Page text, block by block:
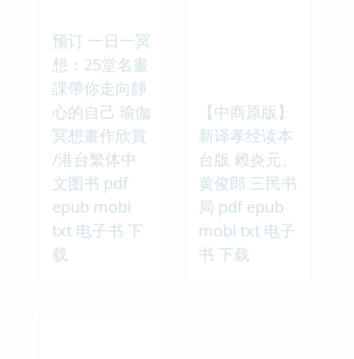
预订 一日一冥
想：25堂名畫
課帶你走向靜
心的自己 瑜伽
冥想畫作欣賞
/港台繁体中
文图书 pdf
epub mobi
txt 电子书 下
载
【中商原版】
新译孝经读本
台版 赖炎元、
黄俊郎 三民书
局 pdf epub
mobi txt 电子
书 下载